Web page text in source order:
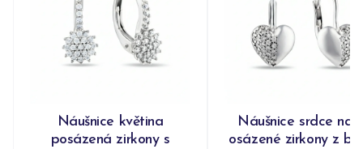
Náušnice květina
posázená zirkony s
Náušnice srdce
osázené zirkony z